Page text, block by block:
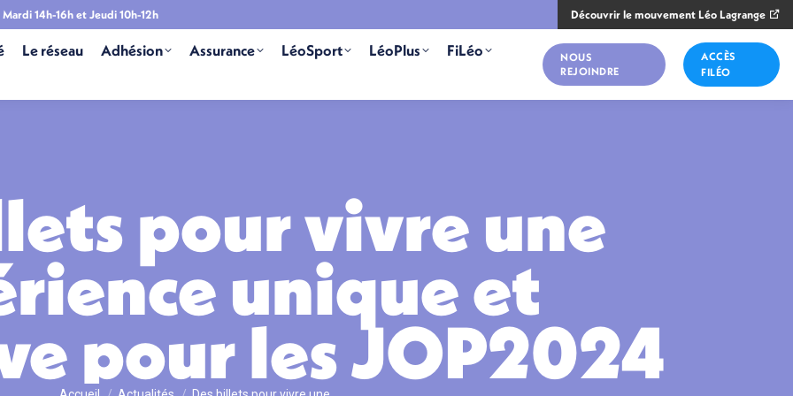
Mardi 14h-16h et Jeudi 10h-12h Découvrir le mouvement Léo Lagrange
Le réseau Adhésion Assurance LéoSport LéoPlus FiLéo
NOUS
REJOINDRE
ACCÈS
FILÉO
pour vivre une
unique et
pour les JOP2024